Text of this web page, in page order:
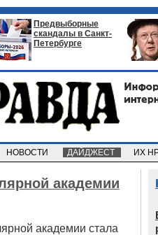
Предвыборные
скандалы в Санкт-
Петербурге
НОВОСТИ ДАЙДЖЕСТ ИХ
академии
академии стала